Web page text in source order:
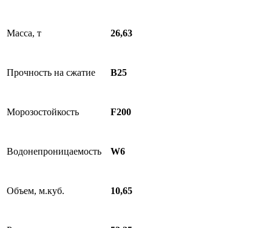
Масса, т 26,63
Прочность на сжатие B25
Морозостойкость F200
Водонепроницаемость W6
Объем, м.куб. 10,65